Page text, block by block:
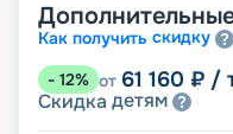
Как получить скидку
- 12% от 61 160 ₽ /
Скидка детям